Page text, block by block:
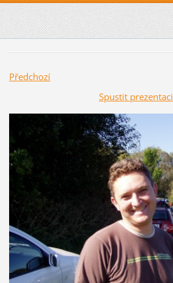
Předchozí
Spustit prezentaci